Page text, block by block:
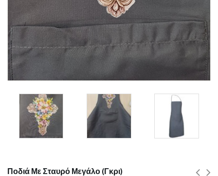
Ποδιά Με Σταυρό Μεγάλο (Γκρι)